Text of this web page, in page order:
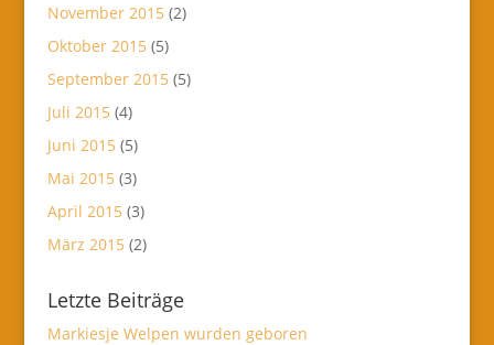
November 2015 (2)
Oktober 2015 (5)
September 2015 (5)
Juli 2015 (4)
Juni 2015 (5)
Mai 2015 (3)
April 2015 (3)
März 2015 (2)
Letzte Beiträge
Markiesje Welpen wurden geboren